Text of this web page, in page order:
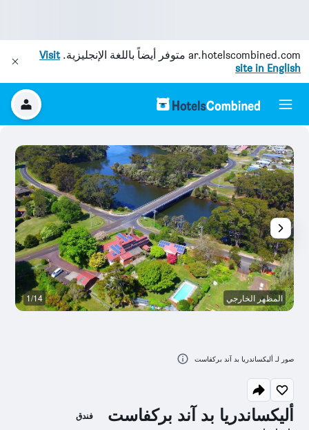
ar.hotelscombined.com متوفر أيضاً باللغة الإنجليزية.Visit
site in English
أليكساندريا بد آند بركفاست فندق
المظهر الخارجي 1/14
صور لـ أليكساندريا بد آند بركفاست